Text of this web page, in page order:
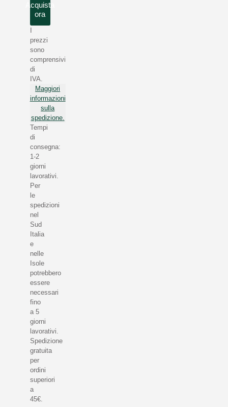
Acquista
ora
prezzi
sono
comprensivi
di
IVA.
Maggiori
informazioni
sulla
spedizione.
Tempi
di
consegna:
1-2
giorni
lavorativi.
Per
le
spedizioni
nel
Sud
Italia
e
nelle
Isole
potrebbero
essere
necessari
fino
a 5
giorni
lavorativi.
Spedizione
gratuita
per
ordini
superiori
a
45€.